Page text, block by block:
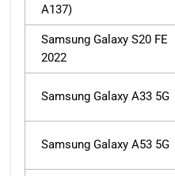
A137)
Samsung Galaxy S20 FE
2022
Samsung Galaxy A33 5G
Samsung Galaxy A53 5G